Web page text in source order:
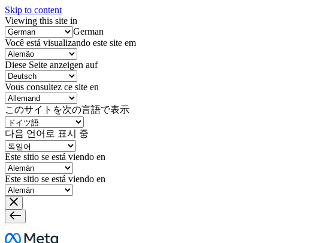
Skip to content
Viewing this site in
German
Você está visualizando este site em
Diese Seite anzeigen auf
Vous consultez ce site en
このサイトを次の言語で表示
다음 언어로 표시 중
Este sitio se está viendo en
Este sitio se está viendo en
Meta